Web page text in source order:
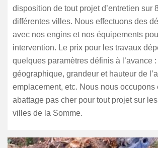
disposition de tout projet d’entretien sur
différentes villes. Nous effectuons des
avec nos engins et nos équipements
intervention. Le prix pour les travaux
quelques paramètres définis à l’avance
géographique, grandeur et hauteur de
emplacement, etc. Nous nous occupons
abattage pas cher pour tout projet sur
villes de la Somme.